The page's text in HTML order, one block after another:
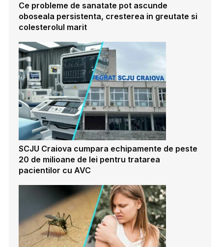
Ce probleme de sanatate pot ascunde
oboseala persistenta, cresterea in greutate si
colesterolul marit
SCJU Craiova cumpara echipamente de peste
20 de milioane de lei pentru tratarea
pacientilor cu AVC